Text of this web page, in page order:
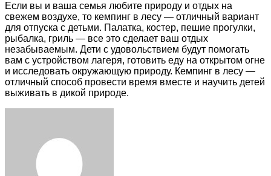
Если вы и ваша семья любите природу и отдых на
свежем воздухе, то кемпинг в лесу — отличный вариант
для отпуска с детьми. Палатка, костер, пешие прогулки,
рыбалка, гриль — все это сделает ваш отдых
незабываемым. Дети с удовольствием будут помогать
вам с устройством лагеря, готовить еду на открытом огне
и исследовать окружающую природу. Кемпинг в лесу —
отличный способ провести время вместе и научить детей
выживать в дикой природе.